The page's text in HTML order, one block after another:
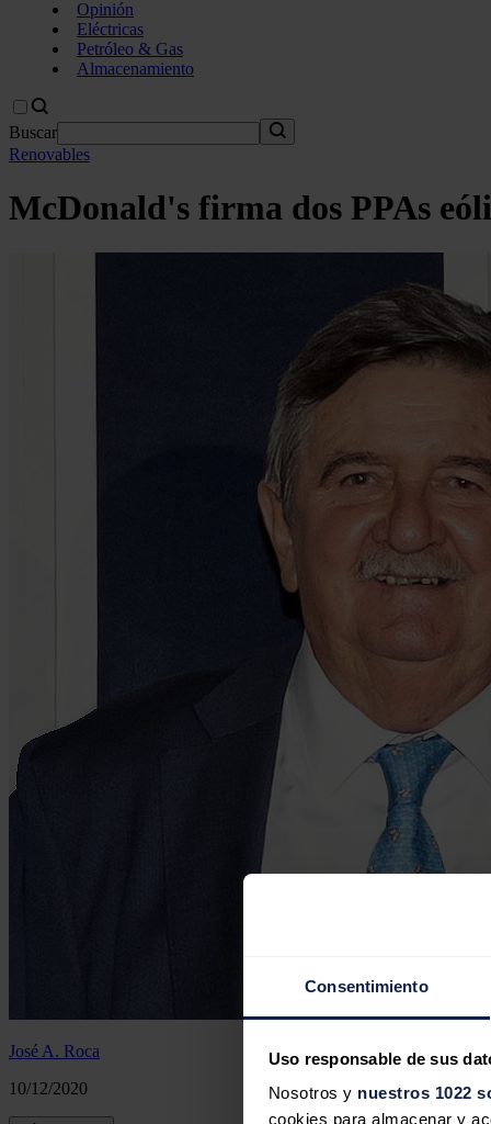
Consentimiento
Uso responsable de sus
Nosotros y nuestros 1022
cookies para almacenar y
Opinión
Eléctricas
Petróleo & Gas
Almacenamiento
Buscar
Renovables
McDonald's firma dos PPAs
José A. Roca
10/12/2020